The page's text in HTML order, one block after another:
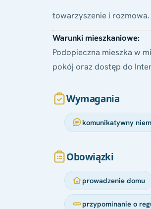
towarzyszenie i rozmowa.
Warunki mieszkaniowe:
Podopieczna mieszka w
pokój oraz dostęp do
Wymagania
komunikatywny
Obowiązki
prowadzenie domu
przypominanie o